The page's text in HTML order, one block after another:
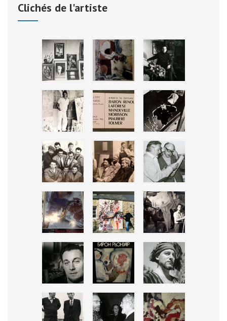
Clichés de l'artiste